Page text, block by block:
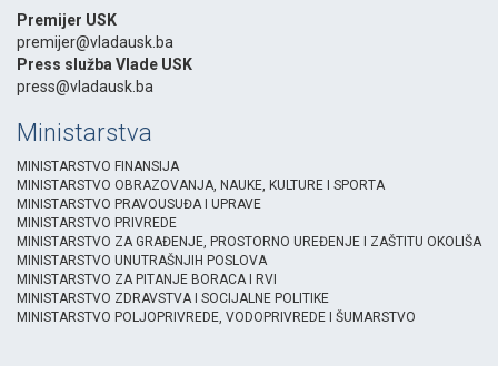
Premijer USK
premijer@vladausk.ba
Press služba Vlade USK
press@vladausk.ba
Ministarstva
MINISTARSTVO FINANSIJA
MINISTARSTVO OBRAZOVANJA, NAUKE, KULTURE I SPORTA
MINISTARSTVO PRAVOUSUĐA I UPRAVE
MINISTARSTVO PRIVREDE
MINISTARSTVO ZA GRAĐENJE, PROSTORNO UREĐENJE I ZAŠTITU OKOLIŠA
MINISTARSTVO UNUTRAŠNJIH POSLOVA
MINISTARSTVO ZA PITANJE BORACA I RVI
MINISTARSTVO ZDRAVSTVA I SOCIJALNE POLITIKE
MINISTARSTVO POLJOPRIVREDE, VODOPRIVREDE I ŠUMARSTVO